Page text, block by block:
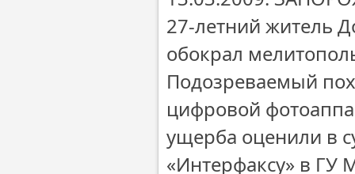
27-летний житель
обокрал
Подозреваемый
цифровой
ущерба оценили в
«Интерфаксу» в ГУ